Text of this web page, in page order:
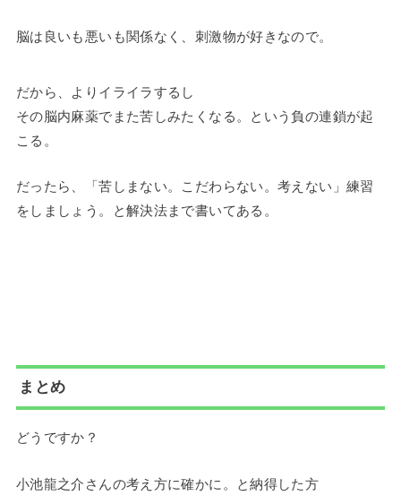
脳は良いも悪いも関係なく、刺激物が好きなので。
だから、よりイライラするし
その脳内麻薬でまた苦しみたくなる。という負の連鎖が起
こる。
だったら、「苦しまない。こだわらない。考えない」練習
をしましょう。と解決法まで書いてある。
まとめ
どうですか？
小池龍之介さんの考え方に確かに。と納得した方